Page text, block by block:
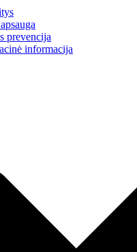
prevencija
informacija